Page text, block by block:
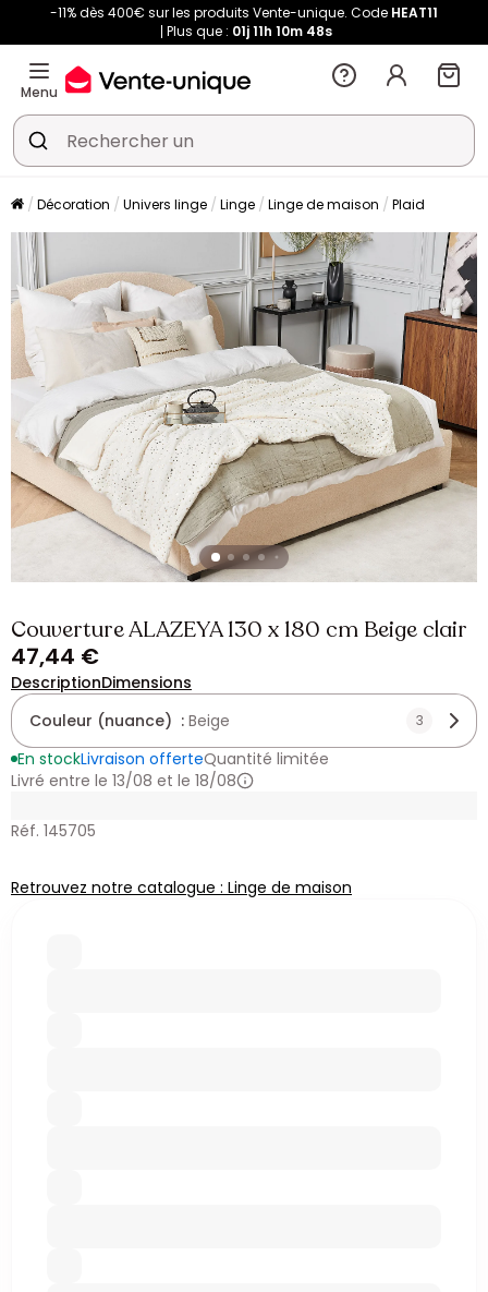
-11% dès 400€ sur les produits Vente-unique. Code HEAT11
Plus que : 01j 11h 10m 47s
Menu
Décoration Univers linge Linge Linge de maison Plaid
Couverture ALAZEYA 130 x 180 cm Beige clair
47,44 €
DescriptionDimensions
Couleur (nuance) : Beige 3
En stockLivraison offerteQuantité limitée
Livré entre le 13/08 et le 18/08
Réf. 145705
Retrouvez notre catalogue : Linge de maison